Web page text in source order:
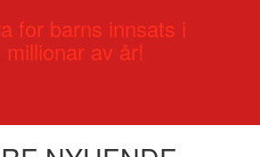
for barns innsats i
av år!